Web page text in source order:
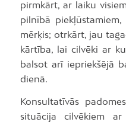
pirmkārt, ar laiku
pilnībā
mērķis; otrkārt, jau
kārtība, lai cilvēki ar
balsot arī iepriekšējā
dienā.
Konsultatīvās
situācija cilvēkiem